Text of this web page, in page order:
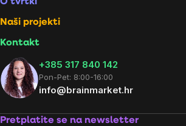
Naši projekti
Kontakt
+385 317 840 142
Pon-Pet: 8:00-16:00
info@brainmarket.hr
Pretplatite se na newsletter